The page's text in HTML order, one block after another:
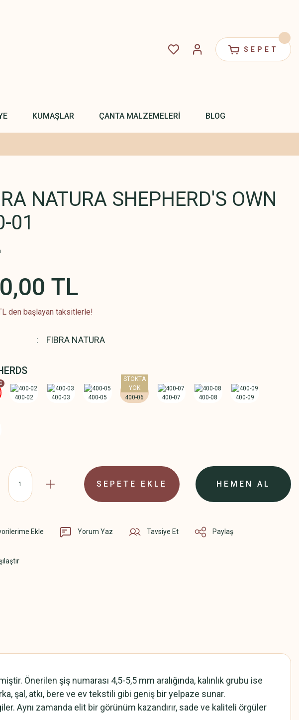
SEPET
KUMAŞLAR ÇANTA MALZEMELERİ BLOG
NATURA SHEPHERD'S OWN
01
TL
den başlayan taksitlerle!
FIBRA NATURA
SEPETE EKLE HEMEN AL
Yorum Yaz Tavsiye Et Paylaş
Önerilen şiş numarası 4,5-5,5 mm aralığında, kalınlık grubu ise
şal, atkı, bere ve ev tekstili gibi geniş bir yelpaze sunar.
Aynı zamanda elit bir görünüm kazandırır, sade ve kaliteli örgüler